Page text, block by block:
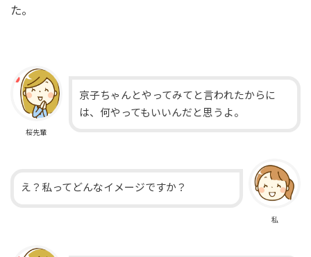
た。
桜先輩
京子ちゃんとやってみてと言われたからに
は、何やってもいいんだと思うよ。
私
え？私ってどんなイメージですか？